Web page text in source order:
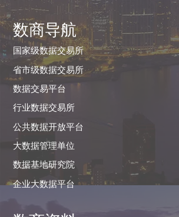
数商导航
国家级数据交易所
省市级数据交易所
数据交易平台
行业数据交易所
公共数据开放平台
大数据管理单位
数据基地研究院
企业大数据平台